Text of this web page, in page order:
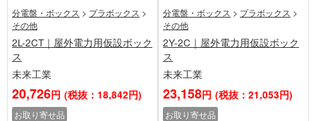
分電盤・ボックス > プラボックス >
その他
2L-2CT｜屋外電力用仮設ボック
ス
未来工業
20,726円 (税抜：18,842円)
お取り寄せ品
分電盤・ボックス > プラボックス >
その他
2Y-2C｜屋外電力用仮設ボック
ス
未来工業
23,158円 (税抜：21,053円)
お取り寄せ品